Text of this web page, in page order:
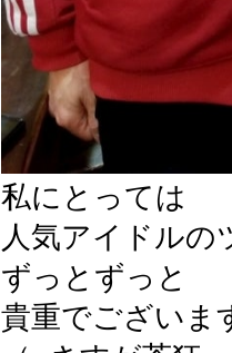
私にとっては
人気アイドルの
ずっとずっと
貴重でございま